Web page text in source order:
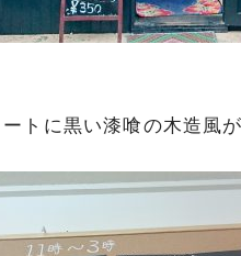
トに黒い漆喰の木造風